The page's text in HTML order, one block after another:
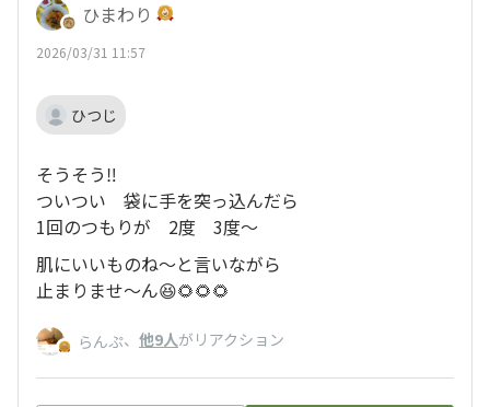
ひまわり
2026/03/31 11:57
ひつじ
そうそう‼️
ついつい 袋に手を突っ込んだら
1回のつもりが 2度 3度〜
肌にいいものね〜と言いながら
止まりませ〜ん😆🌻🌻🌻
らんぷ、 他9人がリアクション